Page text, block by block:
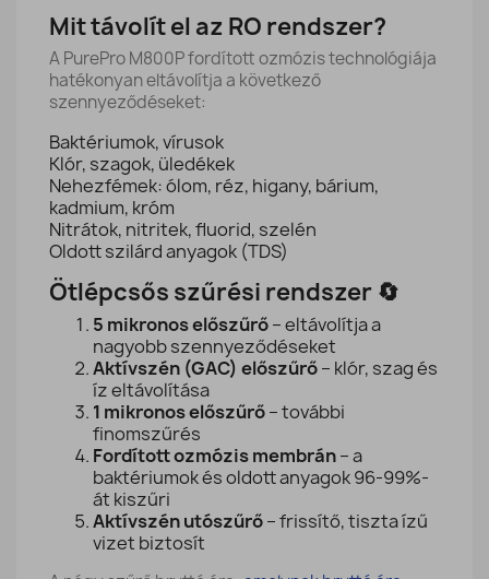
Mit távolít el az RO rendszer?
A PurePro M800P fordított ozmózis technológiája
hatékonyan eltávolítja a következő
szennyeződéseket:
Baktériumok, vírusok
Klór, szagok, üledékek
Nehezfémek: ólom, réz, higany, bárium,
kadmium, króm
Nitrátok, nitritek, fluorid, szelén
Oldott szilárd anyagok (TDS)
Ötlépcsős szűrési rendszer 🔄
5 mikronos előszűrő– eltávolítja a
nagyobb szennyeződéseket
Aktívszén (GAC) előszűrő– klór, szag és
íz eltávolítása
1 mikronos előszűrő– további
finomszűrés
Fordított ozmózis membrán– a
baktériumok és oldott anyagok 96-99%-
át kiszűri
Aktívszén utószűrő– frissítő, tiszta ízű
vizet biztosít